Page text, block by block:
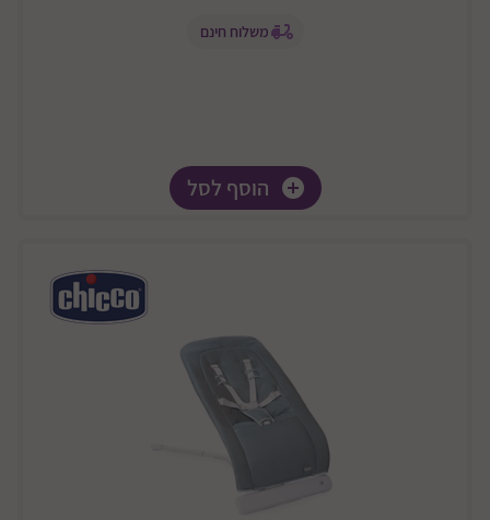
משלוח חינם
הוסף לסל